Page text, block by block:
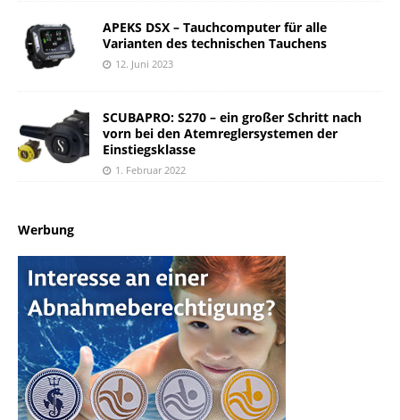
APEKS DSX – Tauchcomputer für alle
Varianten des technischen Tauchens
12. Juni 2023
SCUBAPRO: S270 – ein großer Schritt nach
vorn bei den Atemreglersystemen der
Einstiegsklasse
1. Februar 2022
Werbung